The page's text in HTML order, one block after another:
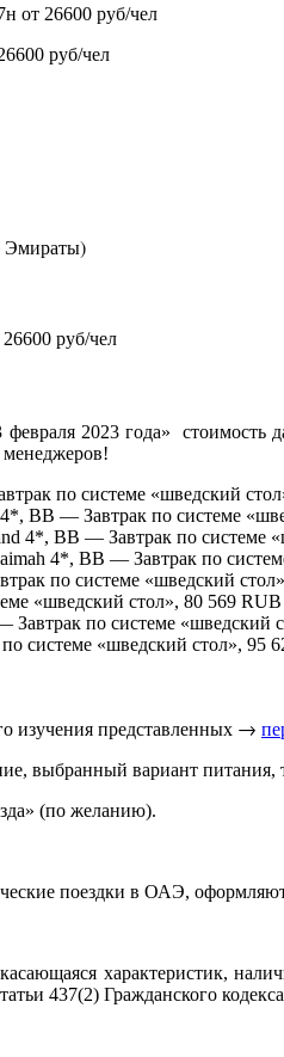
от 26600 руб/чел
руб/чел
Эмираты)
руб/чел
2023 года»
по системе «шведский
BB — Завтрак по системе
4*, BB — Завтрак по системе
4*, BB — Завтрак по
по системе «шведский
«шведский стол», 80 569 RUB
по системе «шведский
системе «шведский стол», 95
изучения представленных →
выбранный вариант питания,
(по желанию).
поездки в ОАЭ,
характеристик,
437(2) Гражданского